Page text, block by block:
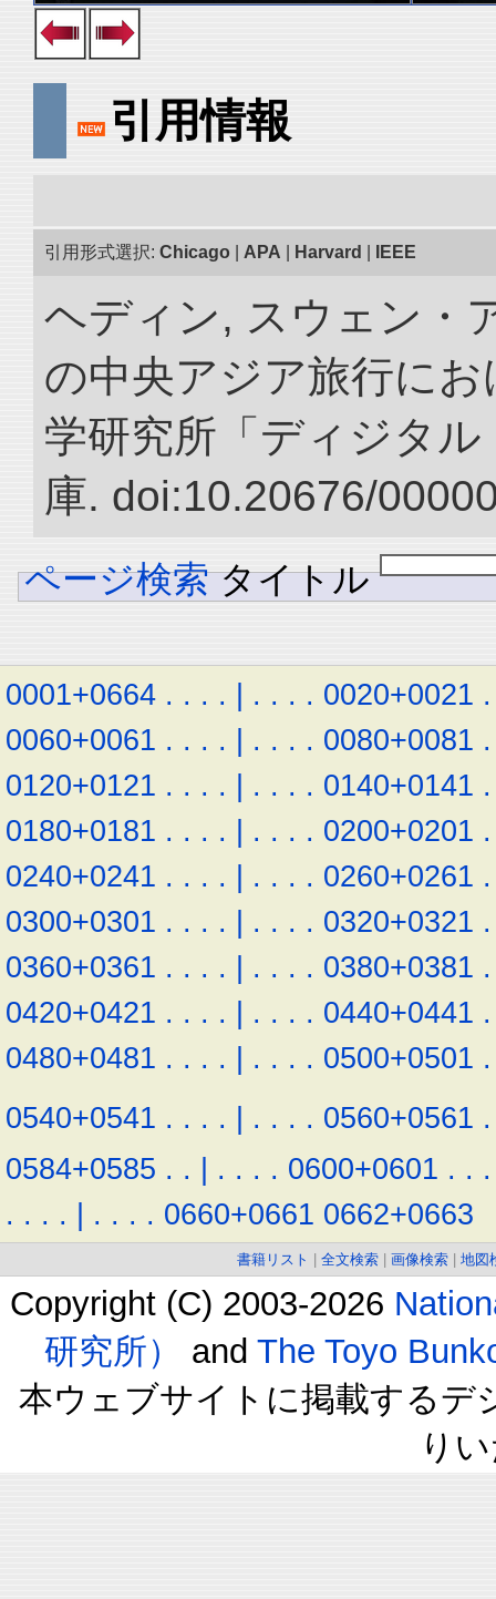
引用情報
引用形式選択: Chicago APA Harvard IEEE
ヘディン, スウェン・
の中央アジア旅行にお
学研究所「ディジタ
庫. doi:10.20676/
ページ検索 タイトル
0001+0664 . . . . | . . . . 0020+0021 .
0060+0061 . . . . | . . . . 0080+0081 .
0120+0121 . . . . | . . . . 0140+0141 .
0180+0181 . . . . | . . . . 0200+0201 .
0240+0241 . . . . | . . . . 0260+0261 .
0300+0301 . . . . | . . . . 0320+0321 .
0360+0361 . . . . | . . . . 0380+0381 .
0420+0421 . . . . | . . . . 0440+0441 .
0480+0481 . . . . | . . . . 0500+0501 .
0540+0541 . . . . | . . . . 0560+0561 .
0584+0585 . . | . . . . 0600+0601 . . .
. . . . | . . . . 0660+0661 0662+0663
書籍リスト 全文検索 画像検索 地図
Copyright (C) 2003-2026
研究所）
and The Toyo
本ウェブサイトに掲載するデ
り